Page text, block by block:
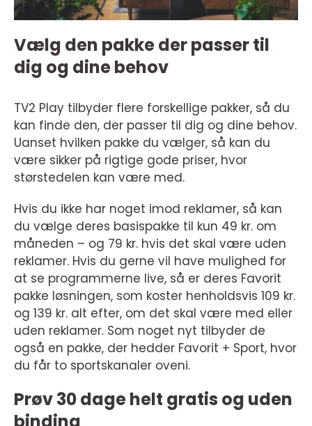
Vælg den pakke der passer til
dig og dine behov
TV2 Play tilbyder flere forskellige pakker, så du
kan finde den, der passer til dig og dine behov.
Uanset hvilken pakke du vælger, så kan du
være sikker på rigtige gode priser, hvor
størstedelen kan være med.
Hvis du ikke har noget imod reklamer, så kan
du vælge deres basispakke til kun 49 kr. om
måneden – og 79 kr. hvis det skal være uden
reklamer. Hvis du gerne vil have mulighed for
at se programmerne live, så er deres Favorit
pakke løsningen, som koster henholdsvis 109 kr.
og 139 kr. alt efter, om det skal være med eller
uden reklamer. Som noget nyt tilbyder de
også en pakke, der hedder Favorit + Sport, hvor
du får to sportskanaler oveni.
Prøv 30 dage helt gratis og uden
binding